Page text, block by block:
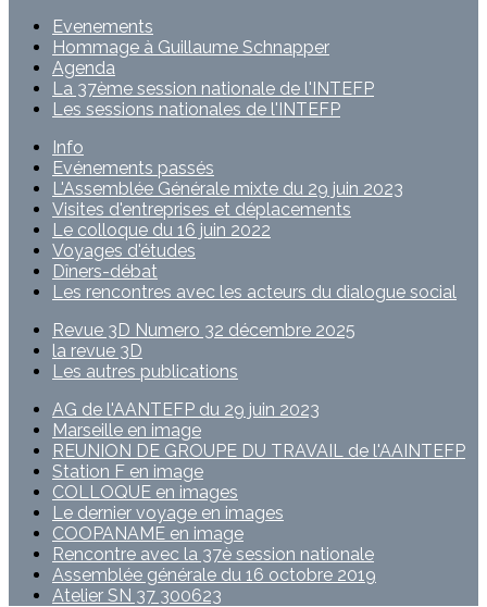
Evenements
Hommage à Guillaume Schnapper
Agenda
La 37ème session nationale de l'INTEFP
Les sessions nationales de l'INTEFP
Info
Evénements passés
L'Assemblée Générale mixte du 29 juin 2023
Visites d'entreprises et déplacements
Le colloque du 16 juin 2022
Voyages d'études
Dîners-débat
Les rencontres avec les acteurs du dialogue social
Revue 3D Numero 32 décembre 2025
la revue 3D
Les autres publications
AG de l'AANTEFP du 29 juin 2023
Marseille en image
REUNION DE GROUPE DU TRAVAIL de l'AAINTEFP
Station F en image
COLLOQUE en images
Le dernier voyage en images
COOPANAME en image
Rencontre avec la 37è session nationale
Assemblée générale du 16 octobre 2019
Atelier SN 37 300623